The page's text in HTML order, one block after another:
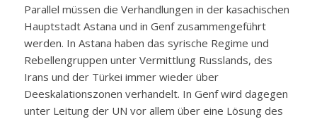
Parallel müssen die Verhandlungen in der kasachischen
Hauptstadt Astana und in Genf zusammengeführt
werden. In Astana haben das syrische Regime und
Rebellengruppen unter Vermittlung Russlands, des
Irans und der Türkei immer wieder über
Deeskalationszonen verhandelt. In Genf wird dagegen
unter Leitung der UN vor allem über eine Lösung des